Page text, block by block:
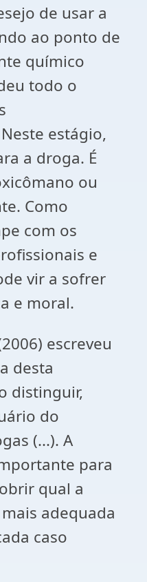
de usar a
ao ponto de
químico
todo o
estágio,
a droga. É
ou
Como
com os
e
vir a sofrer
e moral.
escreveu
desta
distinguir,
do
(...). A
para
qual a
adequada
caso